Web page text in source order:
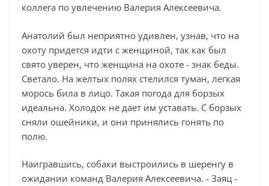
коллега по увлечению Валерия Алексеевича.
Анатолий был неприятно удивлен, узнав, что на
охоту придется идти с женщиной, так как был
свято уверен, что женщина на охоте - знак беды.
Светало. На желтых полях стелился туман, легкая
морось била в лицо. Такая погода для борзых
идеальна. Холодок не дает им уставать. С борзых
сняли ошейники, и они принялись гонять по
полю.
Наигравшись, собаки выстроились в шеренгу в
ожидании команд Валерия Алексеевича. - Заяц -